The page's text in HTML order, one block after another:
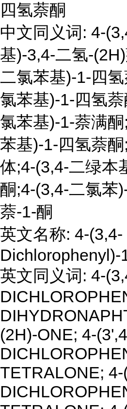
四氢萘酮
中文同义词: 4-
基)-3,4-二氢-
二氯苯基)-1-四
氯苯基)-1-四氢
氯苯基)-1-萘满
苯基)-1-四氢萘
体;4-(3,4-二绿本
酮;4-(3,4-二氯苯
萘-1-酮
英文名称: 4-(3,4-
Dichlorophenyl)-
英文同义词: 4-
(2H)-ONE; 4-
TETRALONE; 4-